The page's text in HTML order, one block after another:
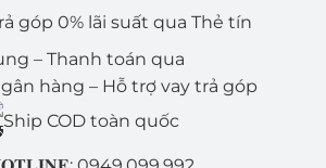
góp 0% lãi suất qua Thẻ tín
– Thanh toán qua
hàng – Hỗ trợ vay trả góp
Ship COD toàn quốc